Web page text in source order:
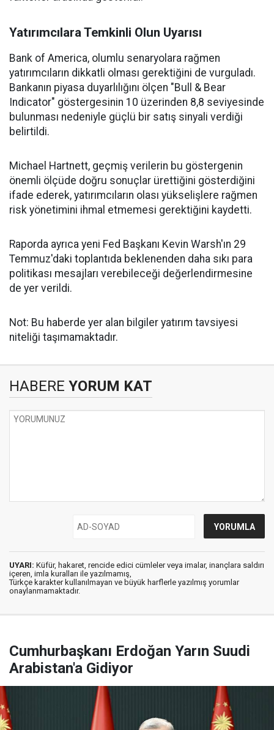
Yatırımcılara Temkinli Olun Uyarısı
Bank of America, olumlu senaryolara rağmen
yatırımcıların dikkatli olması gerektiğini de vurguladı.
Bankanın piyasa duyarlılığını ölçen "Bull & Bear
Indicator" göstergesinin 10 üzerinden 8,8 seviyesinde
bulunması nedeniyle güçlü bir satış sinyali verdiği
belirtildi.
Michael Hartnett, geçmiş verilerin bu göstergenin
önemli ölçüde doğru sonuçlar ürettiğini gösterdiğini
ifade ederek, yatırımcıların olası yükselişlere rağmen
risk yönetimini ihmal etmemesi gerektiğini kaydetti.
Raporda ayrıca yeni Fed Başkanı Kevin Warsh'ın 29
Temmuz'daki toplantıda beklenenden daha sıkı para
politikası mesajları verebileceği değerlendirmesine
de yer verildi.
Not: Bu haberde yer alan bilgiler yatırım tavsiyesi
niteliği taşımamaktadır.
HABERE YORUM KAT
UYARI: Küfür, hakaret, rencide edici cümleler veya imalar, inançlara saldırı
içeren, imla kuralları ile yazılmamış,
Türkçe karakter kullanılmayan ve büyük harflerle yazılmış yorumlar
onaylanmamaktadır.
Cumhurbaşkanı Erdoğan Yarın Suudi
Arabistan'a Gidiyor